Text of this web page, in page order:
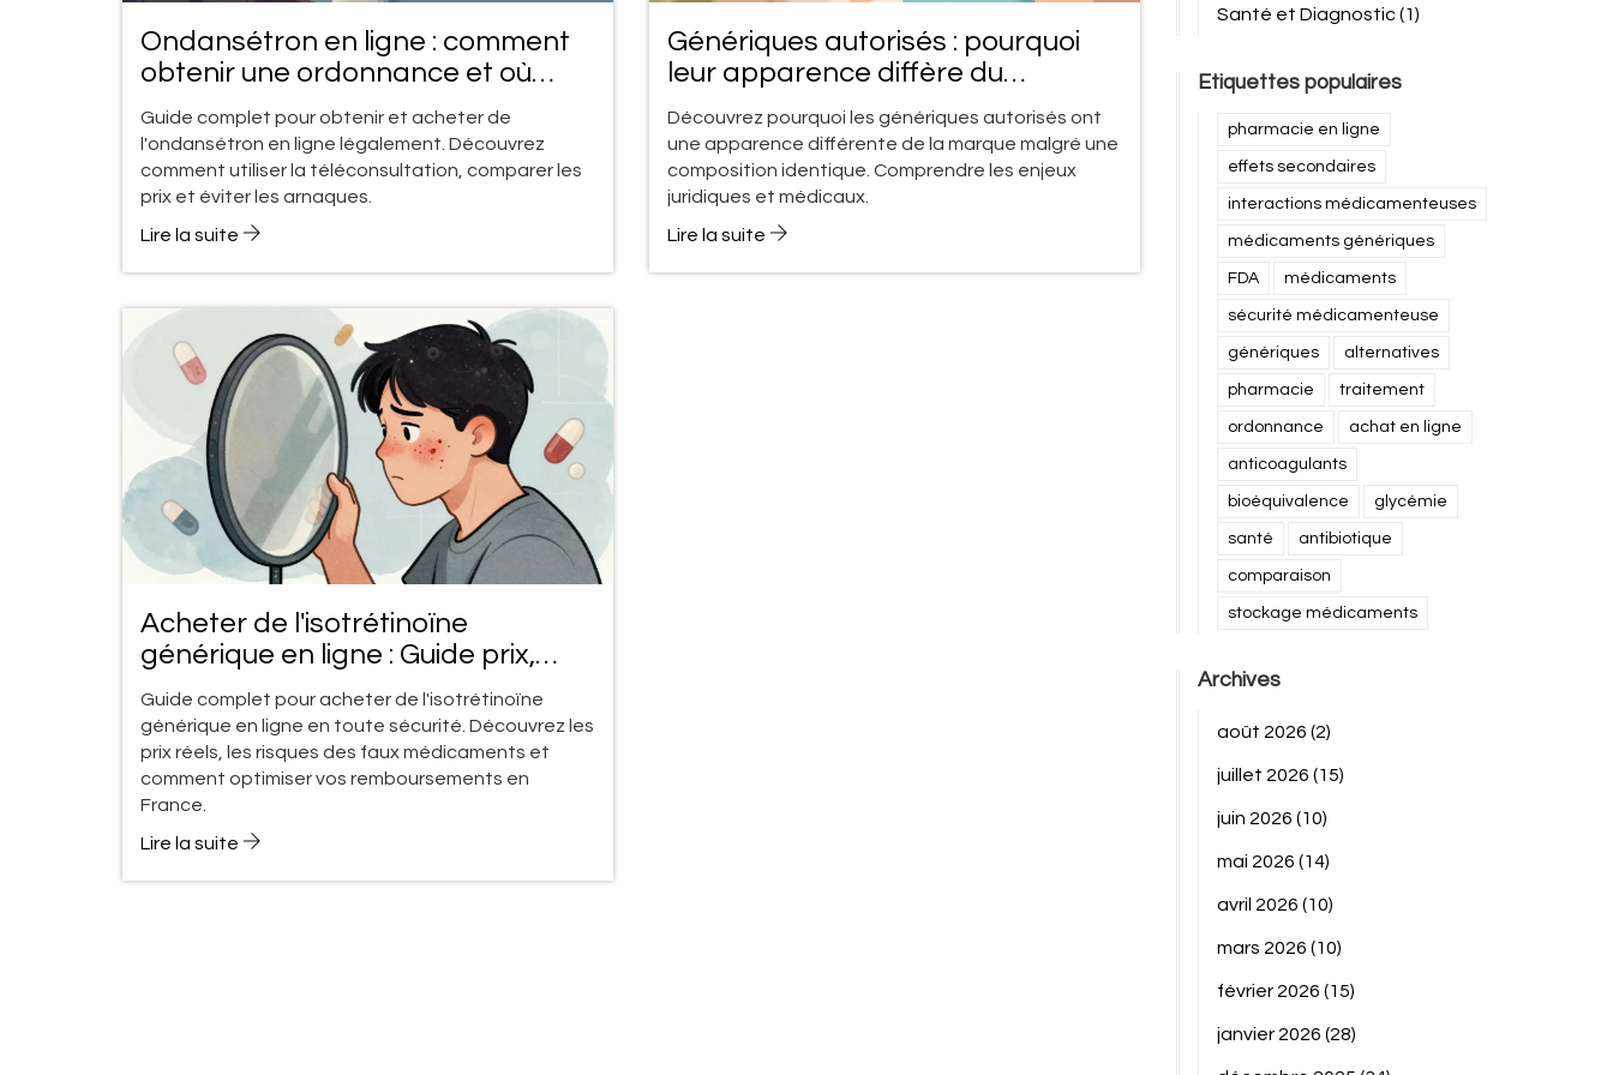
Ondansétron en ligne : comment
obtenir une ordonnance et où
l'acheter
Guide complet pour obtenir et acheter de
l'ondansétron en ligne légalement. Découvrez
comment utiliser la téléconsultation, comparer les
prix et éviter les arnaques.
Lire la suite
Génériques autorisés : pourquoi
leur apparence diffère du
médicament de marque
Découvrez pourquoi les génériques autorisés ont
une apparence différente de la marque malgré une
composition identique. Comprendre les enjeux
juridiques et médicaux.
Lire la suite
Acheter de l'isotrétinoïne
générique en ligne : Guide prix,
pharmacies et sécurité
Guide complet pour acheter de l'isotrétinoïne
générique en ligne en toute sécurité. Découvrez les
prix réels, les risques des faux médicaments et
comment optimiser vos remboursements en
France.
Lire la suite
Santé et Diagnostic(1)
Etiquettes populaires
pharmacie en ligne
effets secondaires
interactions médicamenteuses
médicaments génériques
FDA médicaments
sécurité médicamenteuse
génériques alternatives
pharmacie traitement
ordonnance achat en ligne
anticoagulants
bioéquivalence glycémie
santé antibiotique
comparaison
stockage médicaments
Archives
août 2026 (2)
juillet 2026 (15)
juin 2026 (10)
mai 2026 (14)
avril 2026 (10)
mars 2026 (10)
février 2026 (15)
janvier 2026 (28)